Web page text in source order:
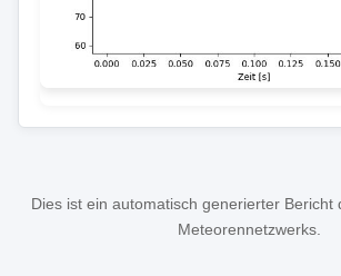
Dies ist ein automatisch generierter Bericht
Meteorennetzwerks.